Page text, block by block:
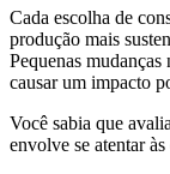
Cada escolha de
produção mais
Pequenas
causar um impacto
Você sabia que
envolve se atentar